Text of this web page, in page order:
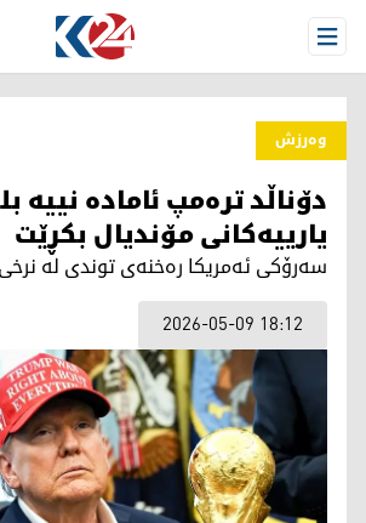
Open Menu
وەرزش
دۆناڵد ترەمپ ئامادە نییە
یارییەكانی مۆندیال بكڕێت
سەرۆكی ئەمریكا رەخنەی توندی لە
2026-05-09 18:12